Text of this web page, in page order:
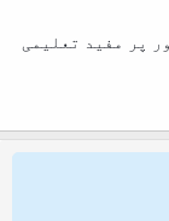
پر مفید تعلیمی